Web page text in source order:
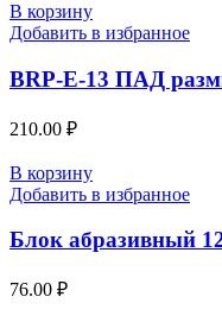
В корзину
Добавить в избранное
BRP-E-13 ПАД
210.00 ₽
В корзину
Добавить в избранное
Блок абразивный
76.00 ₽